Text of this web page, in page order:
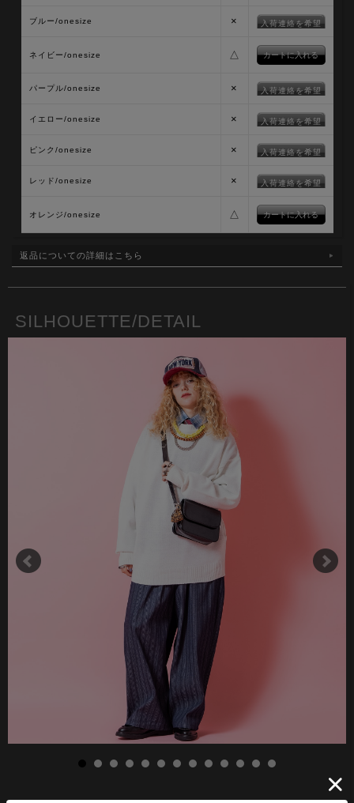
ブルー/onesize × 入荷連絡を希望
ネイビー/onesize △
パープル/onesize × 入荷連絡を希望
イエロー/onesize × 入荷連絡を希望
ピンク/onesize × 入荷連絡を希望
レッド/onesize × 入荷連絡を希望
オレンジ/onesize △
返品についての詳細はこちら
SILHOUETTE/DETAIL